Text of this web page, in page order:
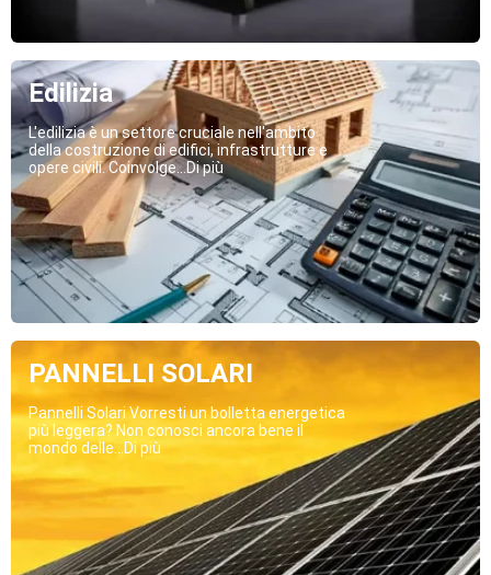
Edilizia
L'edilizia è un settore cruciale nell'ambito
della costruzione di edifici, infrastrutture e
opere civili. Coinvolge...Di più
PANNELLI SOLARI
Pannelli Solari Vorresti un bolletta energetica
più leggera? Non conosci ancora bene il
mondo delle...Di più